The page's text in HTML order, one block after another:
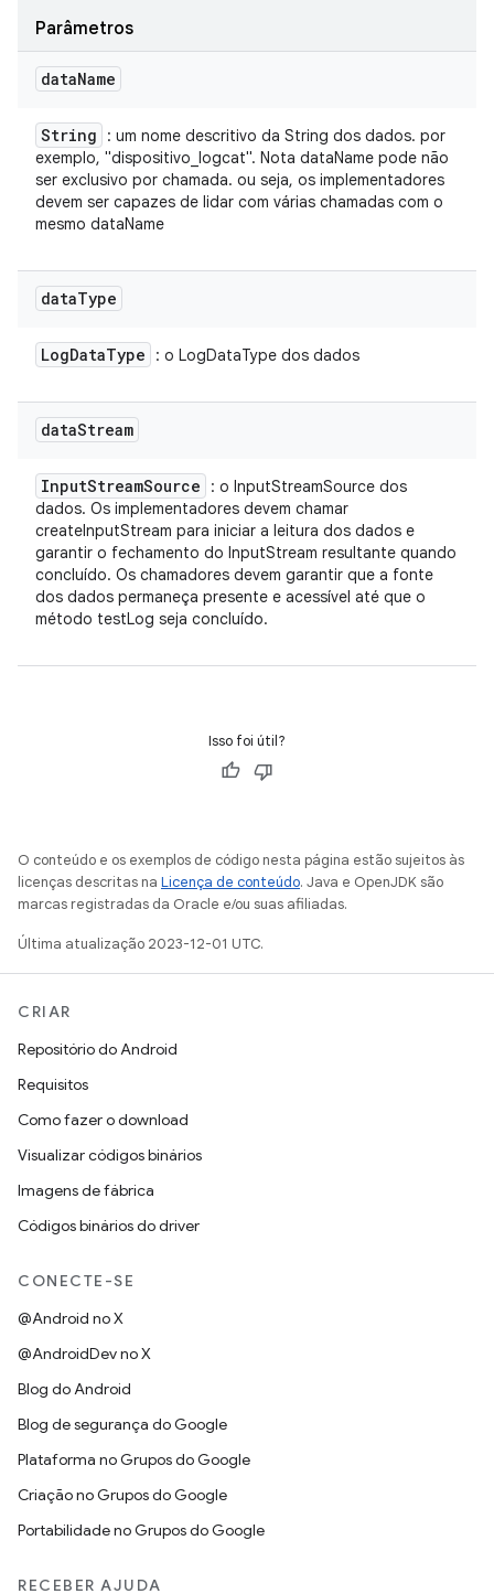
Parâmetros
dataName
String
: um nome descritivo da String dos dados. por
exemplo, "dispositivo_logcat". Nota dataName pode não
ser exclusivo por chamada. ou seja, os implementadores
devem ser capazes de lidar com várias chamadas com o
mesmo dataName
dataType
LogDataType : o LogDataType dos dados
dataStream
InputStreamSource
: o InputStreamSource dos
dados. Os implementadores devem chamar
createInputStream para iniciar a leitura dos dados e
garantir o fechamento do InputStream resultante quando
concluído. Os chamadores devem garantir que a fonte
dos dados permaneça presente e acessível até que o
método testLog seja concluído.
Isso foi útil?
O conteúdo e os exemplos de código nesta página estão sujeitos às
licenças descritas na Licença de conteúdo. Java e OpenJDK são
marcas registradas da Oracle e/ou suas afiliadas.
Última atualização 2023-12-01 UTC.
CRIAR
Repositório do Android
Requisitos
Como fazer o download
Visualizar códigos binários
Imagens de fábrica
Códigos binários do driver
CONECTE-SE
@Android no X
@AndroidDev no X
Blog do Android
Blog de segurança do Google
Plataforma no Grupos do Google
Criação no Grupos do Google
Portabilidade no Grupos do Google
RECEBER AJUDA